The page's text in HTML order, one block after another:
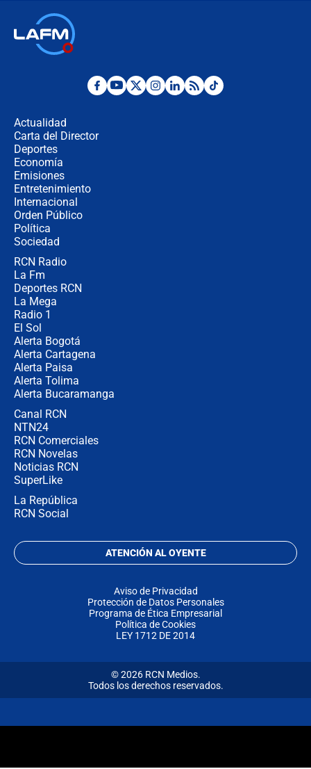
¿Por qué De la Espriella gobernará
Actualidad
Carta del Director
Deportes
Economía
Emisiones
Entretenimiento
Internacional
Orden Público
Política
Sociedad
RCN Radio
La Fm
Deportes RCN
La Mega
Radio 1
El Sol
Alerta Bogotá
Alerta Cartagena
Alerta Paisa
Alerta Tolima
Alerta Bucaramanga
Canal RCN
NTN24
RCN Comerciales
RCN Novelas
Noticias RCN
SuperLike
La República
RCN Social
ATENCIÓN AL OYENTE
Aviso de Privacidad
Protección de Datos Personales
Programa de Ética Empresarial
Política de Cookies
LEY 1712 DE 2014
© 2026 RCN Medios.
Todos los derechos reservados.